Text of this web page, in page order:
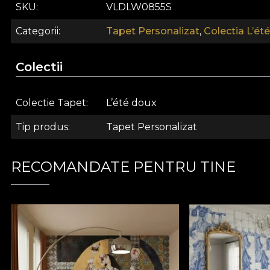
Asemenea tuturor tapetelor noastre, modelul de
Iti punem la dispozitie trei texturi diferite, astfel incat
are o textura care creeaza iluzia unui tablou
cea a inului bogat.
SKU VLDLW0855S
Categorii Tapet Personalizat, Colectia
Colectii
Colectie Tapet L’été doux
Tip produs Tapet Personalizat
RECOMANDATE PENTRU TINE